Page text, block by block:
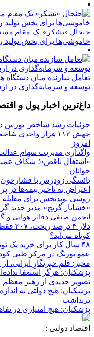
جنجال «تشکر» یک مقام
خاموشی‌ها برای بخش
تعامل سازنده میان دستگاه‌
توسعه و سرمایه‌گذاری در
داغ‌ترین اخبار پول و
جزئیات رشد شاخص بورس
جهش ۱۱۲ هزار
امروز
واگذاری مدیریت سهام
«اشتغال ناقص»؛ شکاف
جوانان
یائسگی زودرس با فشارخون
اعتراض به تأخیر بیمه‌ها در
روشی نویدبخش برای
«خشایار گریچ» مدیر
انجمن صنفی دفاتر هوایی
کوتاه می‌آید؟
۴۸ سال کار برای خرید یک تویوتا کمری
عمو پورنگ در مرکز طبی
مخبر: قلمِ خبرنگارِ ایرانی،
پزشکیان: هرگز استعفا
تصویر جدیدی از رهبر معظم
پزشکیان: هیچ دولتی به
برنداشت
پزشکیان: هیچ امتیازی در
اقتصاد دولتی :